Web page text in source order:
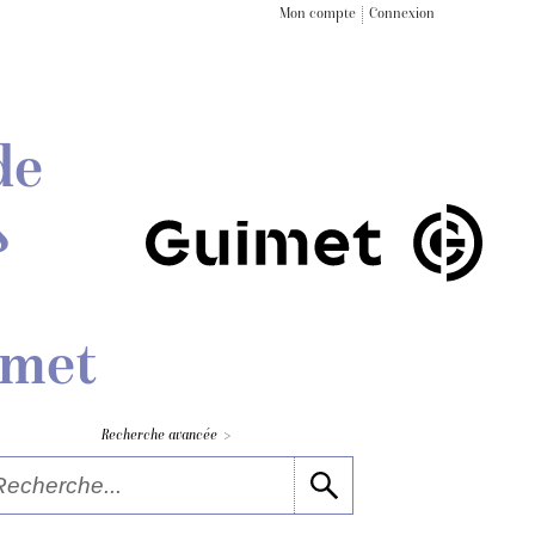
Mon compte Connexion
Recherche avancée >